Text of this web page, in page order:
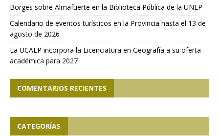
Borges sobre Almafuerte en la Biblioteca Pública de la UNLP
Calendario de eventos turísticos en la Provincia hasta el 13 de
agosto de 2026
La UCALP incorpora la Licenciatura en Geografía a su oferta
académica para 2027
COMENTARIOS RECIENTES
CATEGORÍAS